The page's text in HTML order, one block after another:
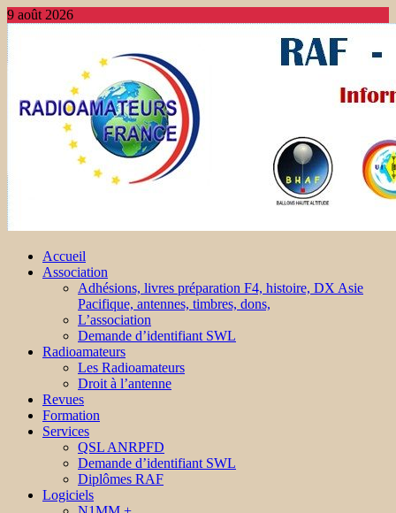
9 août 2026
Accueil
Association
Adhésions, livres préparation F4, histoire, DX Asie
Pacifique, antennes, timbres, dons,
L’association
Demande d’identifiant SWL
Radioamateurs
Les Radioamateurs
Droit à l’antenne
Revues
Formation
Services
QSL ANRPFD
Demande d’identifiant SWL
Diplômes RAF
Logiciels